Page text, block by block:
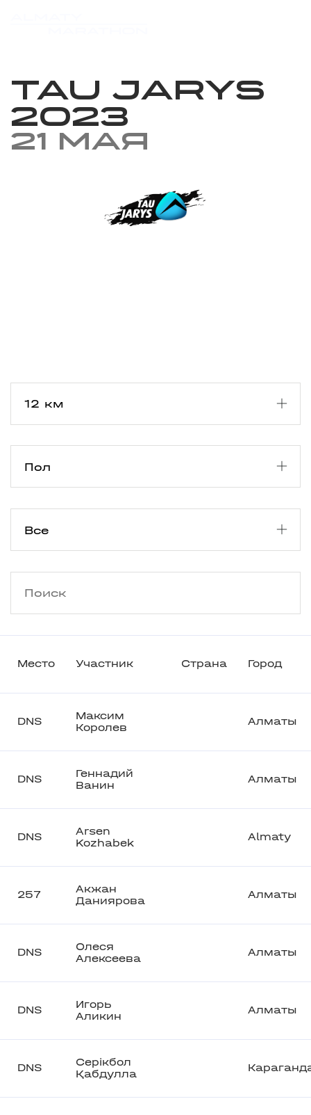
Tau Jarys
2023
21 мая
Место Участник Страна Город
DNS
Максим
Королев
Алматы
DNS
Геннадий
Ванин
Алматы
DNS
Arsen
Kozhabek
Almaty
257
Акжан
Даниярова
Алматы
DNS
Олеся
Алексеева
Алматы
DNS
Игорь
Аликин
Алматы
DNS
Серікбол
Қабдулла